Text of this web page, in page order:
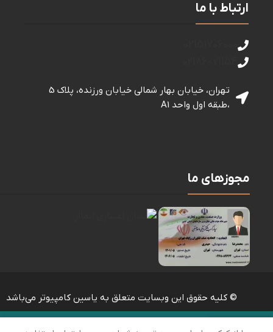
ارتباط با ما
تهران، خیابان بهار شمالی خيابان ورزنده، پلاک 5
،طبقه اول واحد A1
مجوزهای ما
© کلیه حقوق این وبسایت متعلق به یاسین کامپیوتر می‌باشد